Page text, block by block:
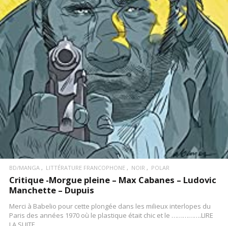
LIRE LA SUITE
BD/MANGA LITTÉRATURE FRANCOPHONE NOIR POLAR
Critique -Morgue pleine – Max Cabanes – Ludovic
Manchette – Dupuis
Merci à Babelio pour cette plongée dans les milieux interlopes du
Paris des années 1970 où le plastique était chic et le …………….LIRE